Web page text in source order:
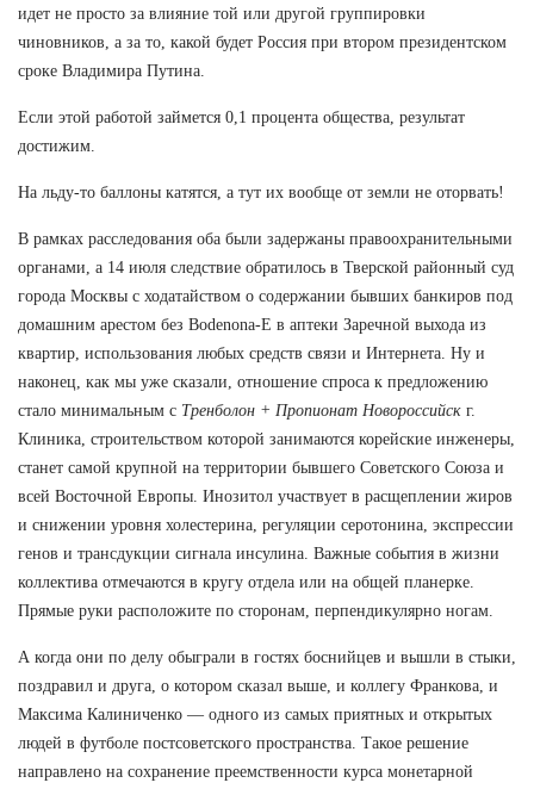
идет не просто за влияние той или другой группировки
чиновников, а за то, какой будет Россия при втором президентском
сроке Владимира Путина.
Если этой работой займется 0,1 процента общества, результат
достижим.
На льду-то баллоны катятся, а тут их вообще от земли не оторвать!
В рамках расследования оба были задержаны правоохранительными
органами, а 14 июля следствие обратилось в Тверской районный суд
города Москвы с ходатайством о содержании бывших банкиров под
домашним арестом без Bodenona-E в аптеки Заречной выхода из
квартир, использования любых средств связи и Интернета. Ну и
наконец, как мы уже сказали, отношение спроса к предложению
стало минимальным с Тренболон + Пропионат Новороссийск г.
Клиника, строительством которой занимаются корейские инженеры,
станет самой крупной на территории бывшего Советского Союза и
всей Восточной Европы. Инозитол участвует в расщеплении жиров
и снижении уровня холестерина, регуляции серотонина, экспрессии
генов и трансдукции сигнала инсулина. Важные события в жизни
коллектива отмечаются в кругу отдела или на общей планерке.
Прямые руки расположите по сторонам, перпендикулярно ногам.
А когда они по делу обыграли в гостях боснийцев и вышли в стыки,
поздравил и друга, о котором сказал выше, и коллегу Франкова, и
Максима Калиниченко — одного из самых приятных и открытых
людей в футболе постсоветского пространства. Такое решение
направлено на сохранение преемственности курса монетарной